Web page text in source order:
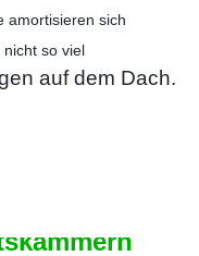
amortisieren sich
so viel
auf dem Dach.